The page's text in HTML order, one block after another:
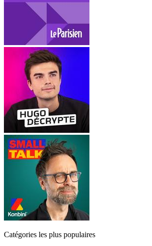
Catégories les plus populaires